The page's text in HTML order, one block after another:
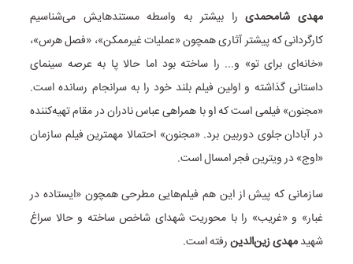
مهدی شامحمدیرا بیشتر به واسطه مستندهایش می‌شناسیم
کارگردانی که پیشتر آثاری همچون «عملیات غیرممکن»، «فصل هرس»،
«خانه‌ای برای تو» و... را ساخته بود اما حالا پا به عرصه سینمای
داستانی گذاشته و اولین فیلم بلند خود را به سرانجام رسانده است.
«مجنون» فیلمی است که او با همراهی عباس نادران در مقام تهیه‌کننده
در آبادان جلوی دوربین برد. «مجنون» احتمالا مهمترین فیلم سازمان
«اوج» در ویترین فجر امسال است.
سازمانی که پیش از این هم فیلم‌هایی مطرحی همچون «ایستاده در
غبار» و «غریب» را با محوریت شهدای شاخص ساخته و حالا سراغ
شهیدمهدی زین‌الدینرفته است.